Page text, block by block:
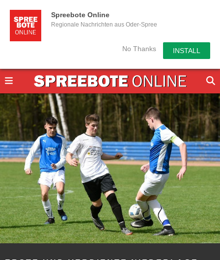
Spreebote Online
Regionale Nachrichten aus Oder-Spree
No Thanks INSTALL